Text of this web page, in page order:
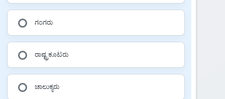
ಗಂಗರು
ರಾಷ್ಟ್ರಕೂಟರು
ಚಾಲುಕ್ಯರು